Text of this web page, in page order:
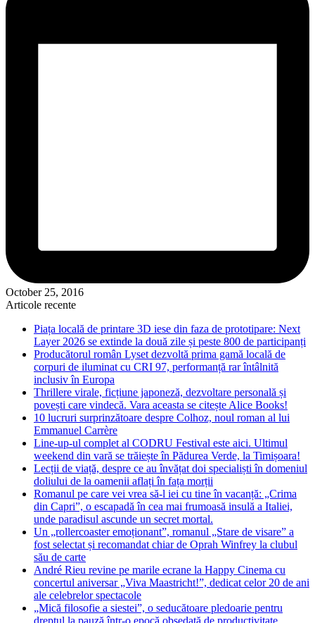
October 25, 2016
Articole recente
Piața locală de printare 3D iese din faza de prototipare: Next
Layer 2026 se extinde la două zile și peste 800 de participanți
Producătorul român Lyset dezvoltă prima gamă locală de
corpuri de iluminat cu CRI 97, performanță rar întâlnită
inclusiv în Europa
Thrillere virale, ficțiune japoneză, dezvoltare personală și
povești care vindecă. Vara aceasta se citește Alice Books!
10 lucruri surprinzătoare despre Colhoz, noul roman al lui
Emmanuel Carrère
Line-up-ul complet al CODRU Festival este aici. Ultimul
weekend din vară se trăiește în Pădurea Verde, la Timișoara!
Lecții de viață, despre ce au învățat doi specialiști în domeniul
doliului de la oamenii aflați în fața morții
Romanul pe care vei vrea să-l iei cu tine în vacanță: „Crima
din Capri”, o escapadă în cea mai frumoasă insulă a Italiei,
unde paradisul ascunde un secret mortal.
Un „rollercoaster emoționant”, romanul „Stare de visare” a
fost selectat și recomandat chiar de Oprah Winfrey la clubul
său de carte
André Rieu revine pe marile ecrane la Happy Cinema cu
concertul aniversar „Viva Maastricht!”, dedicat celor 20 de ani
ale celebrelor spectacole
„Mică filosofie a siestei”, o seducătoare pledoarie pentru